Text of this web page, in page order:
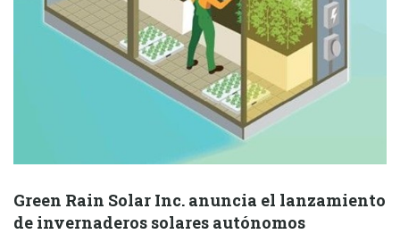
Green Rain Solar Inc. anuncia el lanzamiento
de invernaderos solares autónomos